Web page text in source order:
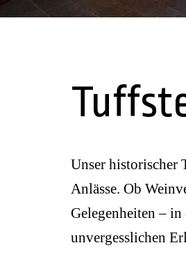
Unser historischer
Anlässe. Ob
Gelegenheiten –
unvergesslichen